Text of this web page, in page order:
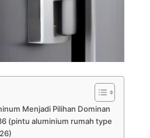
Menjadi Pilihan Dominan
(pintu aluminium rumah type